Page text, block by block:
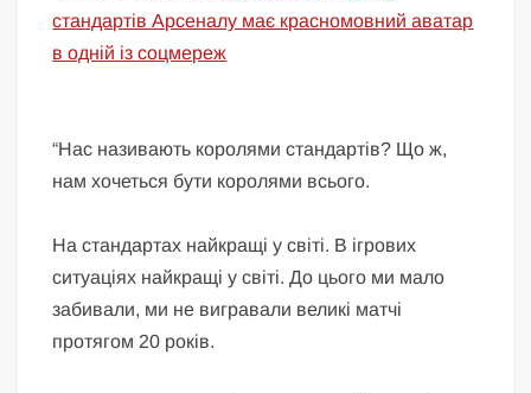
стандартів Арсеналу має красномовний аватар
в одній із соцмереж
“Нас називають королями стандартів? Що ж,
нам хочеться бути королями всього.
На стандартах найкращі у світі. В ігрових
ситуаціях найкращі у світі. До цього ми мало
забивали, ми не вигравали великі матчі
протягом 20 років.